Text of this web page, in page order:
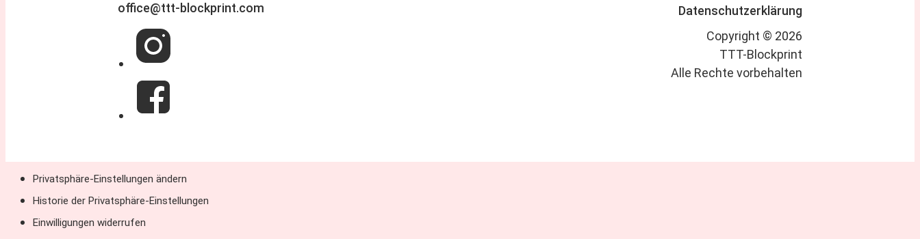
office@ttt-blockprint.com
Datenschutzerklärung
Copyright © 2026
TTT-Blockprint
Alle Rechte vorbehalten
Privatsphäre-Einstellungen ändern
Historie der Privatsphäre-Einstellungen
Einwilligungen widerrufen